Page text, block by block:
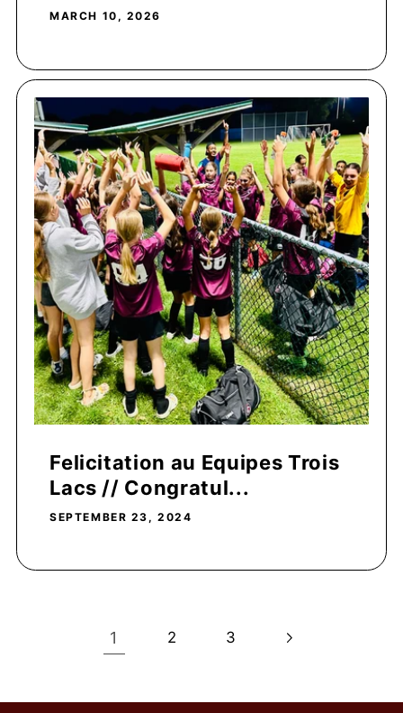
MARCH 10, 2026
Felicitation au Equipes Trois
Lacs // Congratul...
SEPTEMBER 23, 2024
1 2 3